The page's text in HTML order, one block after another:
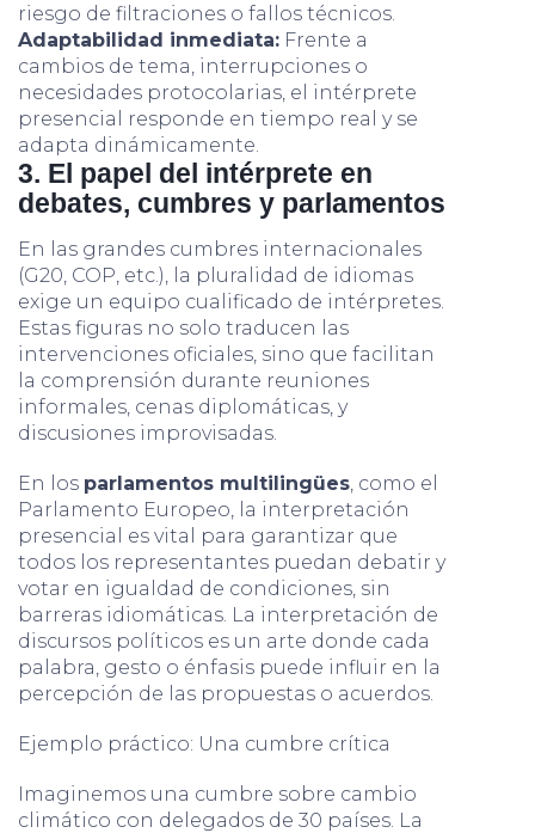
riesgo de filtraciones o fallos técnicos.
Adaptabilidad inmediata: Frente a
cambios de tema, interrupciones o
necesidades protocolarias, el intérprete
presencial responde en tiempo real y se
adapta dinámicamente.
3. El papel del intérprete en
debates, cumbres y parlamentos
En las grandes cumbres internacionales
(G20, COP, etc.), la pluralidad de idiomas
exige un equipo cualificado de intérpretes.
Estas figuras no solo traducen las
intervenciones oficiales, sino que facilitan
la comprensión durante reuniones
informales, cenas diplomáticas, y
discusiones improvisadas.
En los parlamentos multilingües, como el
Parlamento Europeo, la interpretación
presencial es vital para garantizar que
todos los representantes puedan debatir y
votar en igualdad de condiciones, sin
barreras idiomáticas. La interpretación de
discursos políticos es un arte donde cada
palabra, gesto o énfasis puede influir en la
percepción de las propuestas o acuerdos.
Ejemplo práctico: Una cumbre crítica
Imaginemos una cumbre sobre cambio
climático con delegados de 30 países. La